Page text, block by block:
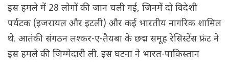
इस हमले में 28 लोगों की जान चली गई, जिनमें दो विदेशी
पर्यटक (इजरायल और इटली) और कई भारतीय नागरिक शामिल
थे. आतंकी संगठन लश्कर-ए-तैयबा के छद्म समूह रेसिस्टेंस फ्रंट ने
इस हमले की जिम्मेदारी ली. इस घटना ने भारत-पाकिस्तान